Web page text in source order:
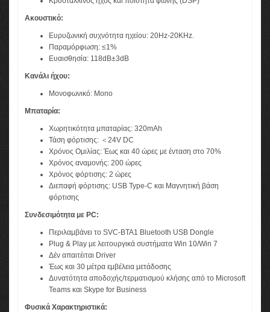
Ακουστικό:
Ευρυζωνική συχνότητα ηχείου: 20Hz-20KHz.
Παραμόρφωση: ≤1%
Ευαισθησία: 118dB±3dB
Κανάλι ήχου:
Μονοφωνικό: Mono
Μπαταρία:
Χωρητικότητα μπαταρίας: 320mAh
Τάση φόρτισης: ＜24V DC
Χρόνος Ομιλίας: Έως και 40 ώρες με ένταση στο 70%
Χρόνος αναμονής: 200 ώρες
Χρόνος φόρτισης: 2 ώρες
Διεπαφή φόρτισης: USB Type-C και Μαγνητική βάση
φόρτισης
Συνδεσιμότητα με PC:
Περιλαμβάνει το SVC-BTA1 Bluetooth USB Dongle
Plug & Play με λειτουργικά συστήματα Win 10/Win 7
Δέν απαιτέιται Driver
Έως και 30 μέτρα εμβέλεια μετάδοσης
Δυνατότητα αποδοχής/τερματισμού κλήσης από το Microsoft
Teams και Skype for Business
Φυσικά Χαρακτηριστικά: